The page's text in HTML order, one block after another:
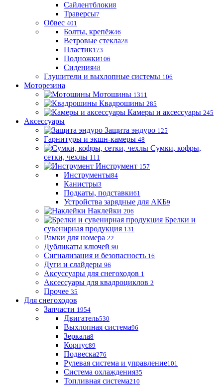
Сайлентблоки8
Траверсы7
Обвес 401
Болты, крепёж46
Ветровые стекла28
Пластик173
Подножки106
Сидения48
Глушители и выхлопные системы 106
Моторезина
Мотошины 1311
Квадрошины 285
Камеры и аксессуары 245
Аксессуары
Защита эндуро 125
Гарнитуры и экшн-камеры 48
Сумки, кофры,
сетки, чехлы 111
Инструмент 157
Инструменты84
Канистры3
Подкаты, подставки61
Устройства зарядные для АКБ9
Наклейки 206
Брелки и
сувенирная продукция 131
Рамки для номера 22
Дубликаты ключей 90
Сигнализация и безопасность 16
Дуги и слайдеры 96
Аксуссуары для снегоходов 1
Аксессуары для квадроциклов 2
Прочее 35
Для снегоходов
Запчасти 1954
Двигатель530
Выхлопная система96
Зеркала8
Корпус89
Подвеска276
Рулевая система и управление101
Система охлаждения35
Топливная система210